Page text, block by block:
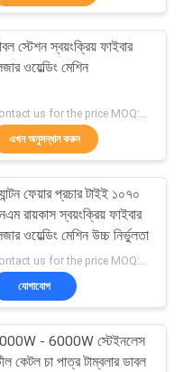
মেশিন
50
39
স্টেশন স্বয়ংক্রিয় ফাইবার
ওয়েল্ডিং মেশিন
Contact us for the price MOQ:1 সেট
এখন অনুসন্ধান করুন
ফেয়ার প্রচার টাইই ১০৭০
রায়কাস স্বয়ংক্রিয় ফাইবার
ওয়েল্ডিং মেশিন উচ্চ নির্ভুলতা
যোগাযোগ
- 6000W স্টেইনলেস
কেটল চা পাত্র টাম্বলার ডাবল